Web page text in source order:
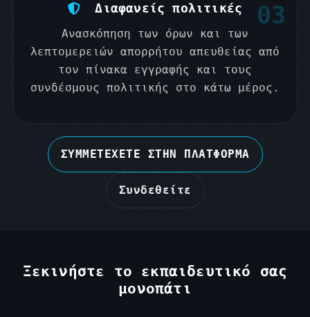
03
Διαφανείς πολιτικές
Ανασκόπηση των όρων και των
λεπτομερειών απορρήτου απευθείας από
τον πίνακα εγγραφής και τους
συνδέσμους πολιτικής στο κάτω μέρος.
ΣΥΜΜΕΤΕΧΕΤΕ ΣΤΗΝ ΠΛΑΤΦΟΡΜΑ
Συνδεθείτε
Ξεκινήστε το εκπαιδευτικό σας
μονοπάτι